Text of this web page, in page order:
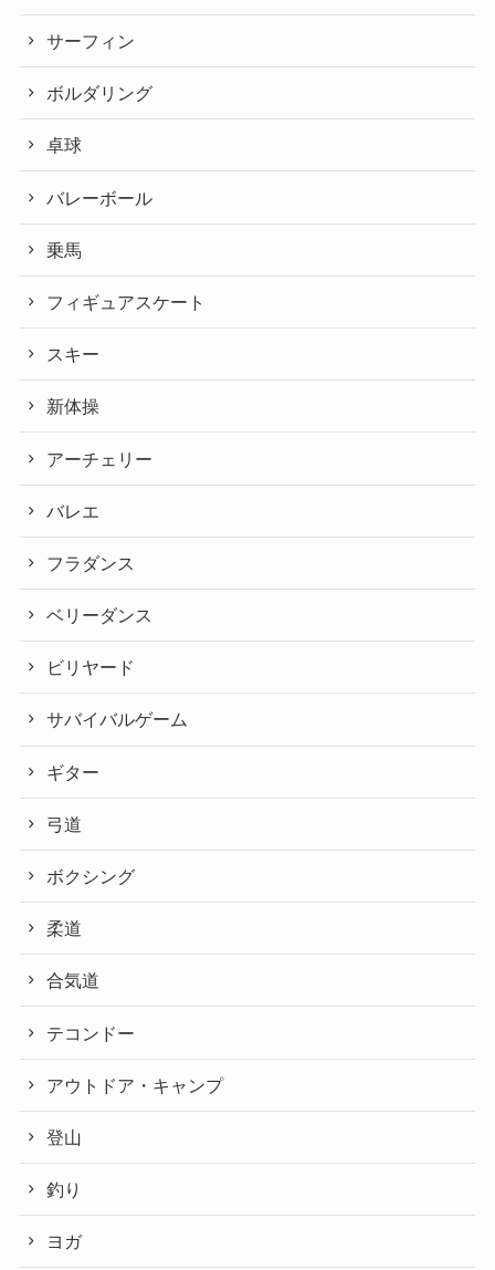
サーフィン
ボルダリング
卓球
バレーボール
乗馬
フィギュアスケート
スキー
新体操
アーチェリー
バレエ
フラダンス
ベリーダンス
ビリヤード
サバイバルゲーム
ギター
弓道
ボクシング
柔道
合気道
テコンドー
アウトドア・キャンプ
登山
釣り
ヨガ